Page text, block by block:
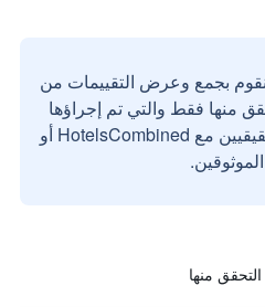
نقوم بجمع وعرض التقييمات من
منها فقط والتي تم إجراؤها
بواسطة مستخدمين حقيقيين مع HotelsCombined أو